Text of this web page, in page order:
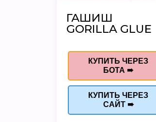
ГАШИШ
GORILLA GLUE
КУПИТЬ ЧЕРЕЗ
БОТА ➠
КУПИТЬ ЧЕРЕЗ
САЙТ ➠